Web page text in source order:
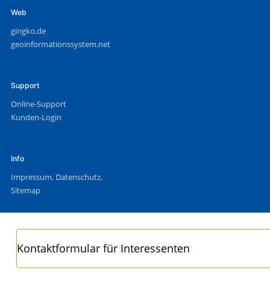
Web
gingko.de
geoinformationssystem.net
Support
Online-Support
Kunden-Login
Info
Impressum, Datenschutz,
Sitemap
Kontaktformular für Interessenten